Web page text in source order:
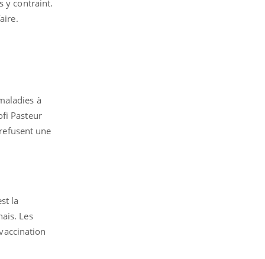
y contraint.
à
Pasteur
une
la
Les